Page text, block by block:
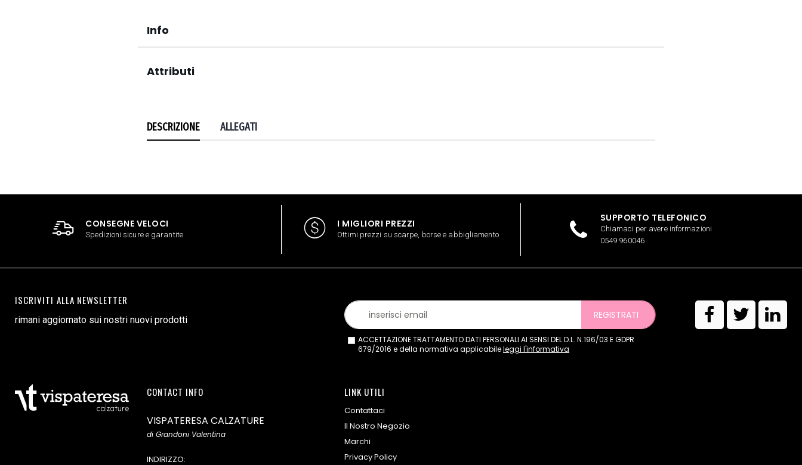
Info
Attributi
DESCRIZIONE ALLEGATI
CONSEGNE VELOCI
Spedizioni sicure e garantite
I MIGLIORI PREZZI
Ottimi prezzi su scarpe, borse e abbigliamento
SUPPORTO TELEFONICO
Chiamaci per avere informazioni
0549 960046
ISCRIVITI ALLA NEWSLETTER
rimani aggiornato sui nostri nuovi prodotti REGISTRATI
ACCETTAZIONE TRATTAMENTO DATI PERSONALI AI SENSI DEL D.L. N.196/03 E GDPR
679/2016 e della normativa applicabileleggi l'informativa
CONTACT INFO
VISPATERESA CALZATURE
di Grandoni Valentina
INDIRIZZO:
LINK UTILI
Contattaci
Il Nostro Negozio
Marchi
Privacy Policy